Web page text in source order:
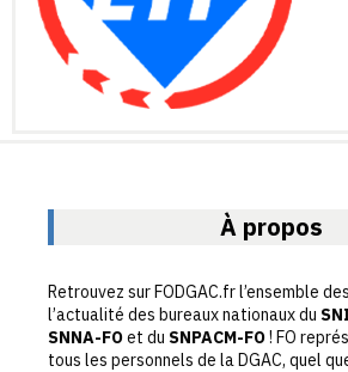
À propos
Retrouvez sur FODGAC.fr l’ensemble
l’actualité des bureaux nationaux du
SNNA-FOet du SNPACM-FO! FO
tous les personnels de la DGAC, quel